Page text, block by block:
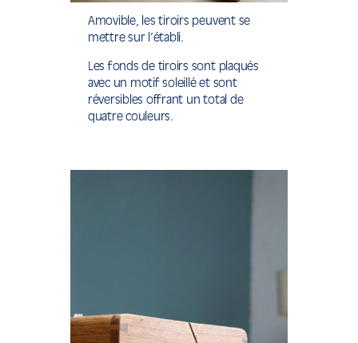
Amovible, les tiroirs peuvent se
mettre sur l’établi.
Les fonds de tiroirs sont plaqués
avec un motif soleillé et sont
réversibles offrant un total de
quatre couleurs.